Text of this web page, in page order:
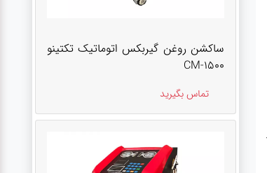
ساکشن روغن گیربکس اتوماتیک تکتینو
CM-1500
تماس بگیرید